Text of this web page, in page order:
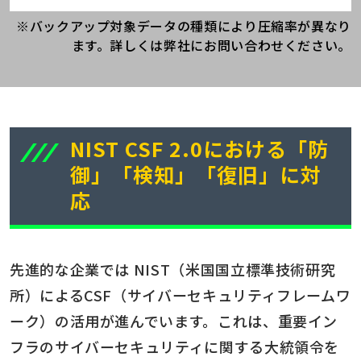
※バックアップ対象データの種類により圧縮率が異なり
ます。詳しくは弊社にお問い合わせください。
NIST CSF 2.0における「防
御」「検知」「復旧」に対
応
先進的な企業では NIST（米国国立標準技術研究
所）によるCSF（サイバーセキュリティフレームワ
ーク）の活用が進んでいます。これは、重要イン
フラのサイバーセキュリティに関する大統領令を